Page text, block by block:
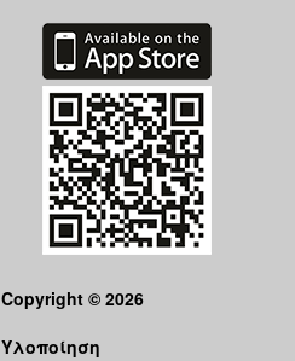
Copyright © 2026
Υλοποίηση